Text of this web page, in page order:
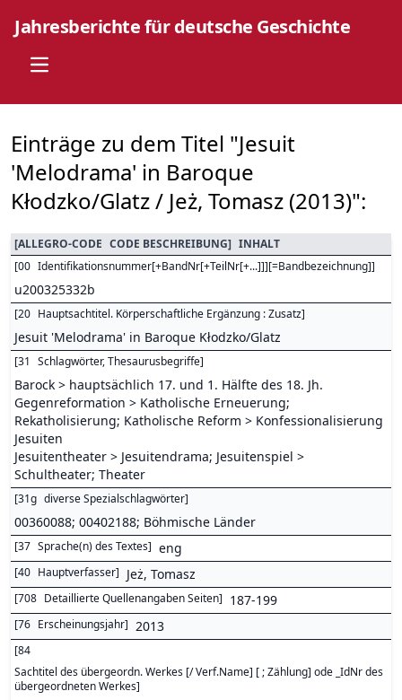
Jahresberichte für deutsche Geschichte
Open main menu
Einträge zu dem Titel "Jesuit
'Melodrama' in Baroque
Kłodzko/Glatz / Jeż, Tomasz (2013)":
[ALLEGRO-CODE CODE BESCHREIBUNG] INHALT
[00 Identifikationsnummer[+BandNr[+TeilNr[+...]]][=Bandbezeichnung]]
u200325332b
[20 Hauptsachtitel. Körperschaftliche Ergänzung : Zusatz]
Jesuit 'Melodrama' in Baroque Kłodzko/Glatz
[31 Schlagwörter, Thesaurusbegriffe]
Barock > hauptsächlich 17. und 1. Hälfte des 18. Jh.
Gegenreformation > Katholische Erneuerung;
Rekatholisierung; Katholische Reform > Konfessionalisierung
Jesuiten
Jesuitentheater > Jesuitendrama; Jesuitenspiel >
Schultheater; Theater
[31g diverse Spezialschlagwörter]
00360088; 00402188; Böhmische Länder
[37 Sprache(n) des Textes] eng
[40 Hauptverfasser] Jeż, Tomasz
[708 Detaillierte Quellenangaben Seiten] 187-199
[76 Erscheinungsjahr] 2013
[84
Sachtitel des übergeordn. Werkes [/ Verf.Name] [ ; Zählung] ode _IdNr des
übergeordneten Werkes]